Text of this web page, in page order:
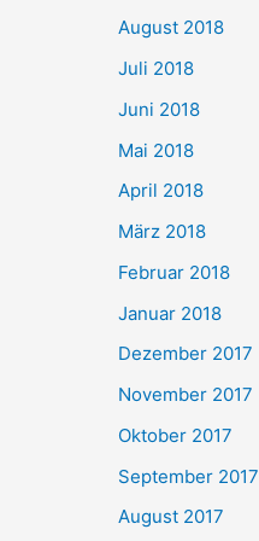
August 2018
Juli 2018
Juni 2018
Mai 2018
April 2018
März 2018
Februar 2018
Januar 2018
Dezember 2017
November 2017
Oktober 2017
September 2017
August 2017